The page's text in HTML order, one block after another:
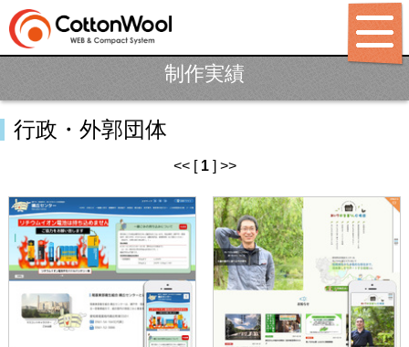
制作実績
行政・外郭団体
<< [ 1] >>
制作ポリシー
パッケージ
制作料金
制作実績
LABO